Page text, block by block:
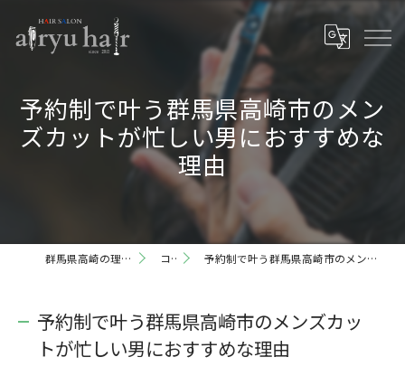
予約制で叶う群馬県高崎市のメン
ズカットが忙しい男におすすめな
理由
群馬県高崎の理容室ならairyu hair コラム 予約制で叶う群馬県高崎市のメンズカットが忙しい男におすすめな理由
予約制で叶う群馬県高崎市のメンズカッ
トが忙しい男におすすめな理由